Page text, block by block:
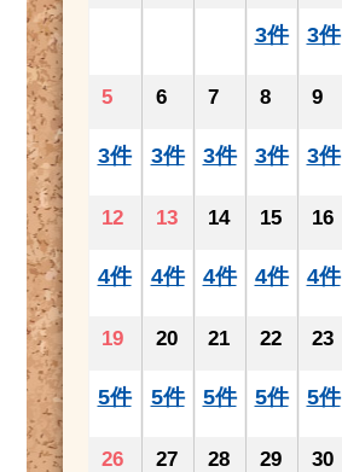
3件 3件
5
3件
6
3件
7
3件
8
3件
9
3件
12
4件
13
4件
14
4件
15
4件
16
4件
19
5件
20
5件
21
5件
22
5件
23
5件
26 27 28 29 30